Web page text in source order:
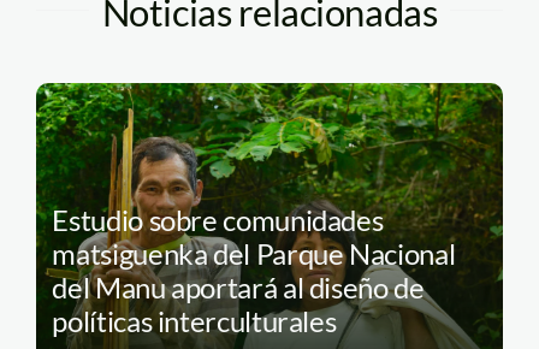
Noticias relacionadas
Estudio sobre comunidades
matsiguenka del Parque Nacional
del Manu aportará al diseño de
políticas interculturales